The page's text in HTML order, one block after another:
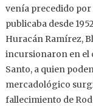
venía precedido por
publicaba desde
Huracán Ramírez,
incursionaron en el
Santo, a quien
mercadológico
fallecimiento de